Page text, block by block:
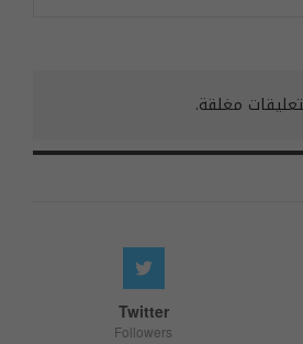
مغلقة.
Twitter
Followers